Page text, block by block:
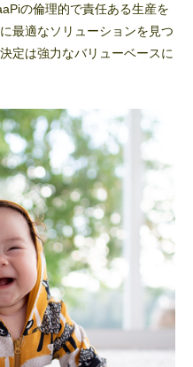
の倫理的で責任ある生産を
最適なソリューションを見つ
定は強力なバリューベースに